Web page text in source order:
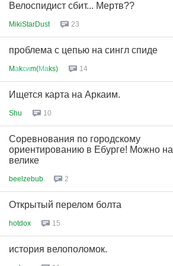
Велоспидист сбит... Мертв??
MikiStarDust 23
проблема с цепью на сингл спиде
Mаkсиm(Маks) 14
Ищется карта на Аркаим.
Shu 10
Соревнования по городскому
ориентированию в Ебурге! Можно на
велике
beelzebub 2
Открытый перелом болта
hotdox 15
история велополомок.